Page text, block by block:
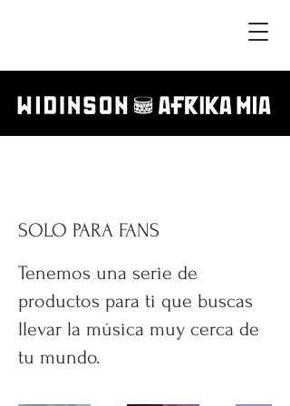
SOLO PARA FANS
Tenemos una serie de
productos para ti que buscas
llevar la música muy cerca de
tu mundo.